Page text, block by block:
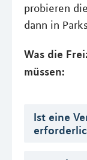
probieren
dann in
Was die
müssen:
Ist eine